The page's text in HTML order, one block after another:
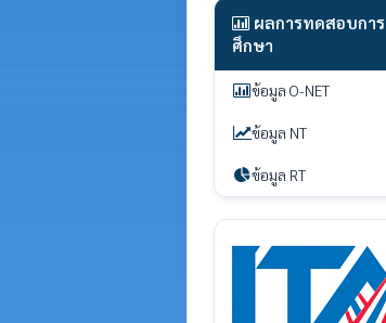
ผลการทดสอบการ
ศึกษา
ข้อมูล O-NET
ข้อมูล NT
ข้อมูล RT